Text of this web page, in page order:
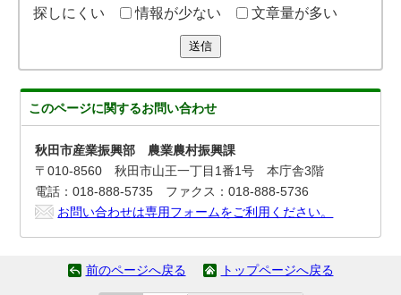
探しにくい
情報が少ない 文章量が多い
送信
このページに関するお問い合わせ
秋田市産業振興部 農業農村振興課
〒010-8560 秋田市山王一丁目1番1号 本庁舎3階
電話：018-888-5735 ファクス：018-888-5736
お問い合わせは専用フォームをご利用ください。
前のページへ戻る トップページへ戻る